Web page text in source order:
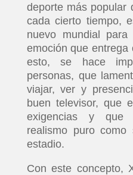
deporte más popular
cada cierto tiempo,
nuevo mundial
emoción que entrega
esto, se hace
personas, que
viajar, ver y
buen televisor, que
exigencias y que
realismo puro
estadio.
Con este concepto,